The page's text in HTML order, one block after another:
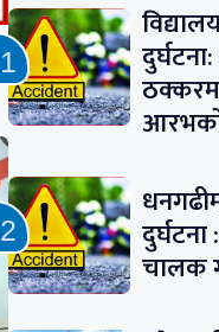
चालक